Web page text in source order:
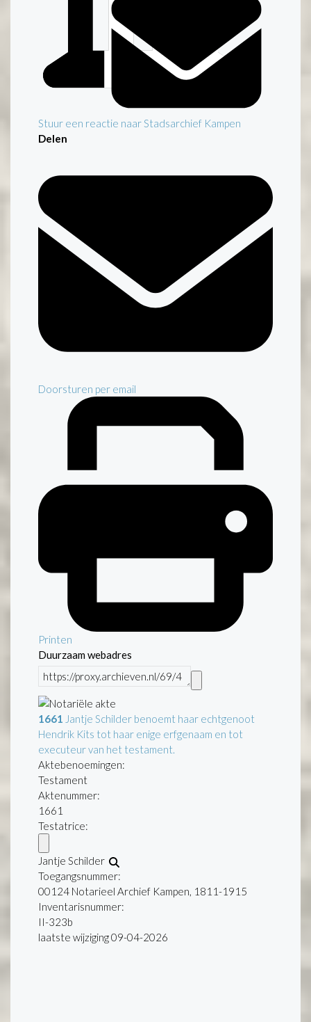
Stuur een reactie naar Stadsarchief Kampen
Delen
Doorsturen per email
Printen
Duurzaam webadres
1661 Jantje Schilder benoemt haar echtgenoot
Hendrik Kits tot haar enige erfgenaam en tot
executeur van het testament.
Aktebenoemingen:
Testament
Aktenummer:
1661
Testatrice:
Jantje Schilder
Toegangsnummer:
00124 Notarieel Archief Kampen, 1811-1915
Inventarisnummer:
II-323b
laatste wijziging 09-04-2026